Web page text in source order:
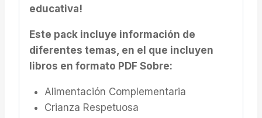
educativa!
Este pack incluye información de
diferentes temas, en el que incluyen
libros en formato PDF Sobre:
Alimentación Complementaria
Crianza Respetuosa